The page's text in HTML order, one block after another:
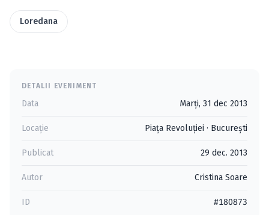
Loredana
DETALII EVENIMENT
Data Marți, 31 dec 2013
Locație Piaţa Revoluţiei · Bucureşti
Publicat 29 dec. 2013
Autor Cristina Soare
ID #180873